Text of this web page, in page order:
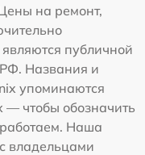
на ремонт,
публичной
РФ. Названия и
упоминаются
чтобы обозначить
Наша
владельцами